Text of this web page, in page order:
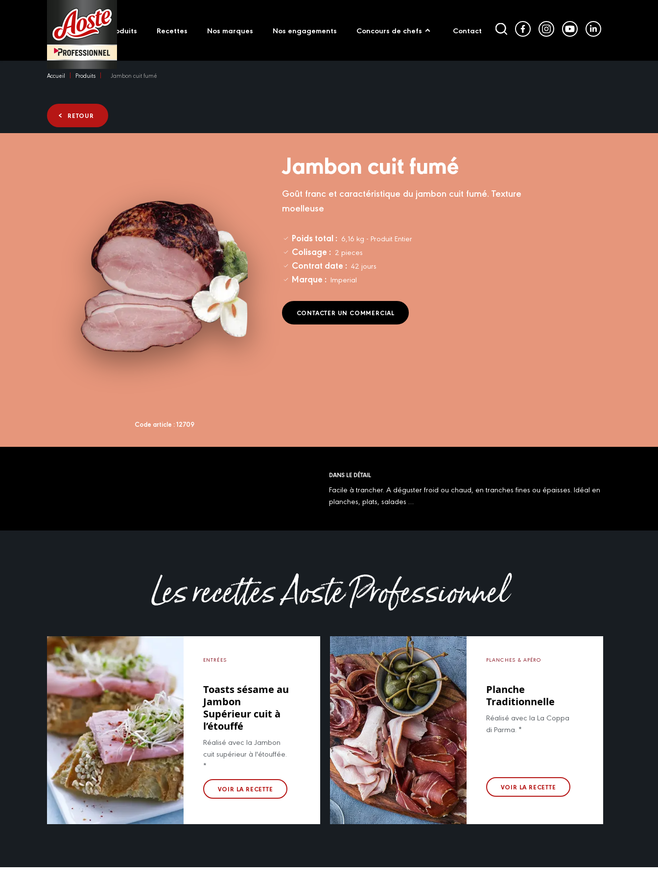
Main
navigation
Produits
Recettes Nos marques Nos engagements Concours de chefs Contact
Accueil Produits Jambon cuit fumé
RETOUR
Code article : 12709
Jambon cuit fumé
Goût franc et caractéristique du jambon cuit fumé. Texture
moelleuse
Poids total : 6,16 kg - Produit Entier
Colisage : 2 pieces
Contrat date : 42 jours
Marque : Imperial
CONTACTER UN COMMERCIAL
DANS LE DÉTAIL
Facile à trancher. A déguster froid ou chaud, en tranches fines ou épaisses. Idéal en
planches, plats, salades …
Les recettes Aoste Professionnel
ENTRÉES
Toasts sésame au
Jambon
Supérieur cuit à
l’étouffé
Réalisé avec la Jambon
cuit supérieur à l'étouffée.
*
VOIR LA RECETTE
PLANCHES & APÉRO
Planche
Traditionnelle
Réalisé avec la La Coppa
di Parma. *
VOIR LA RECETTE